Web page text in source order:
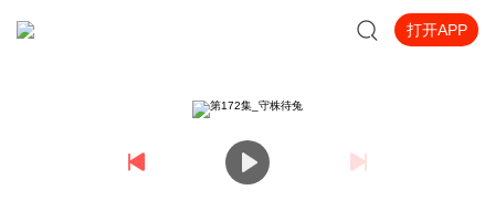
打开APP